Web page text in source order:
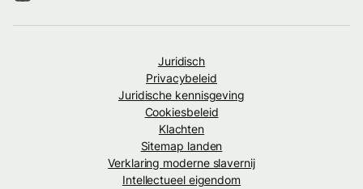
Juridisch
Privacybeleid
Juridische kennisgeving
Cookiesbeleid
Klachten
Sitemap landen
Verklaring moderne slavernij
Intellectueel eigendom